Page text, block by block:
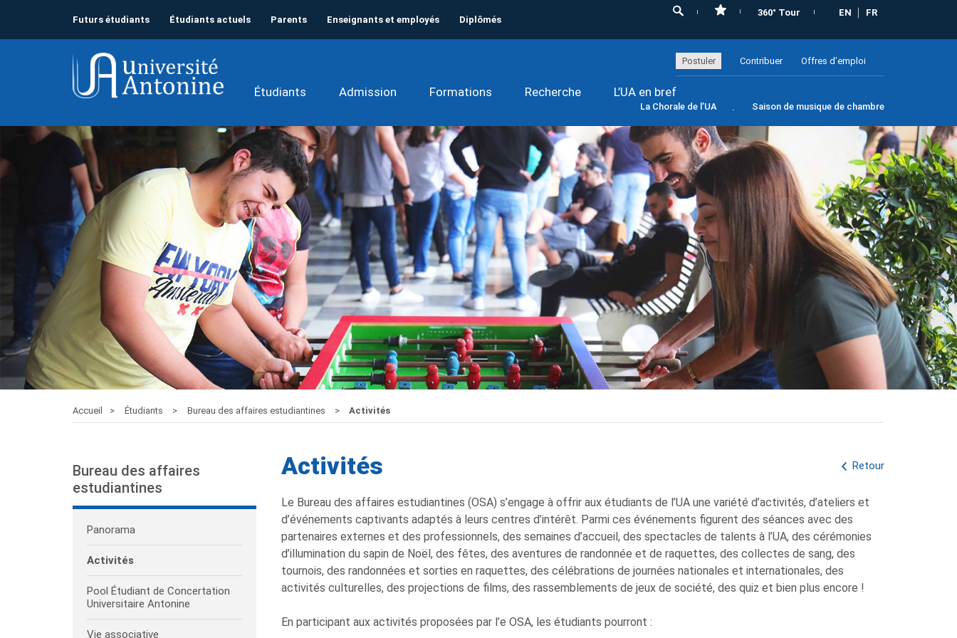
Futurs étudiants Étudiants actuels Parents Enseignants et employés Diplômés
360° Tour EN FR
Postuler Contribuer Offres d’emploi
Étudiants Admission Formations Recherche L’UA en bref
La Chorale de l’UA Saison de musique de chambre
Accueil Étudiants Bureau des affaires estudiantines Activités
Bureau des affaires
estudiantines
Panorama
Activités
Pool Étudiant de Concertation
Universitaire Antonine
Vie associative
Retour
Activités
Le Bureau des affaires estudiantines (OSA) s’engage à offrir aux étudiants de l’UA une variété d’activités, d’ateliers et
d’événements captivants adaptés à leurs centres d’intérêt. Parmi ces événements figurent des séances avec des
partenaires externes et des professionnels, des semaines d’accueil, des spectacles de talents à l’UA, des cérémonies
d’illumination du sapin de Noël, des fêtes, des aventures de randonnée et de raquettes, des collectes de sang, des
tournois, des randonnées et sorties en raquettes, des célébrations de journées nationales et internationales, des
activités culturelles, des projections de films, des rassemblements de jeux de société, des quiz et bien plus encore !
En participant aux activités proposées par l’e OSA, les étudiants pourront :